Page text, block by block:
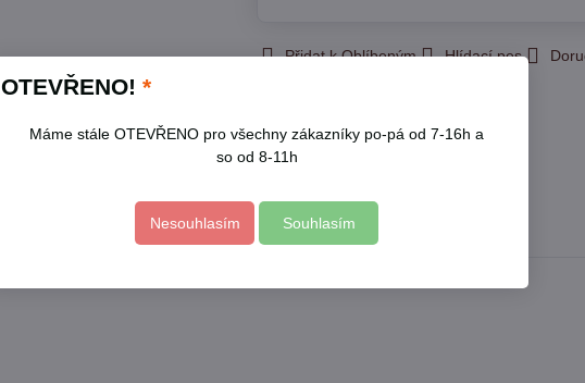
Přidat k Oblíbeným Hlídací pes
Popis
OTEVŘENO! *
Máme stále OTEVŘENO pro všechny zákazníky po-pá od 7-16h a
so od 8-11h
Nesouhlasím Souhlasím